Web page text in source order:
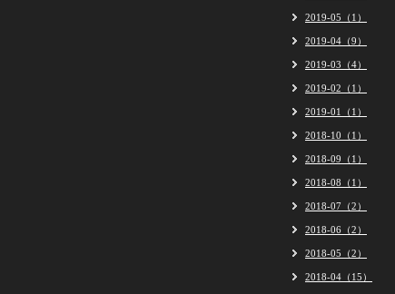
2019-05（1）
2019-04（9）
2019-03（4）
2019-02（1）
2019-01（1）
2018-10（1）
2018-09（1）
2018-08（1）
2018-07（2）
2018-06（2）
2018-05（2）
2018-04（15）